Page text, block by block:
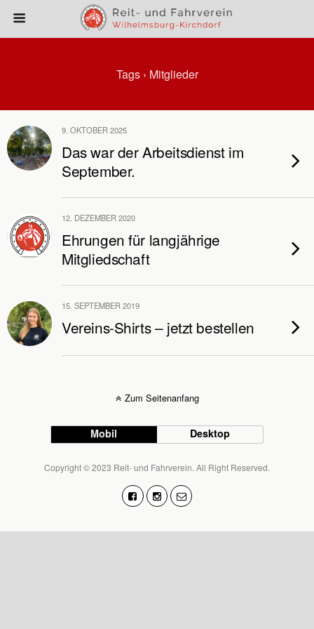
Tags › Mitglieder
9. OKTOBER 2025
Das war der Arbeitsdienst im
September.
12. DEZEMBER 2020
Ehrungen für langjährige
Mitgliedschaft
15. SEPTEMBER 2019
Vereins-Shirts – jetzt bestellen
Zum Seitenanfang
Mobil Desktop
Copyright © 2023 Reit- und Fahrverein. All Right Reserved.